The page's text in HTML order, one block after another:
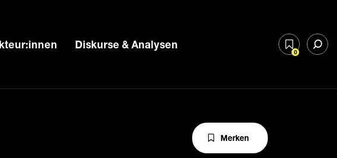
Diskurse & Analysen
0
Merken